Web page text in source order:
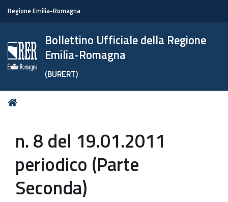
Regione Emilia-Romagna
Bollettino Ufficiale della Regione
Emilia-Romagna
(BURERT)
Tu
n. 8 del 19.01.2011
periodico (Parte
Seconda)